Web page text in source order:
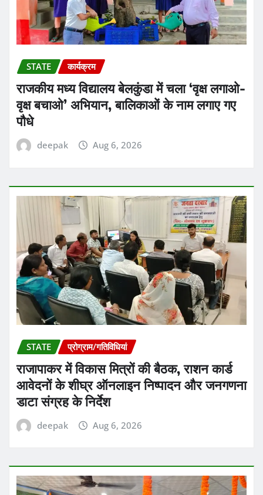
STATE कार्यक्रम
राजकीय मध्य विद्यालय बेलकुंडा में चला ‘वृक्ष लगाओ-
वृक्ष बचाओ’ अभियान, बालिकाओं के नाम लगाए गए
पौधे
deepak Aug 6, 2026
STATE प्रोग्राम/गतिविधियां
राजापाकर में विकास मित्रों की बैठक, राशन कार्ड
आवेदनों के शीघ्र ऑनलाइन निष्पादन और जनगणना
डाटा संग्रह के निर्देश
deepak Aug 6, 2026